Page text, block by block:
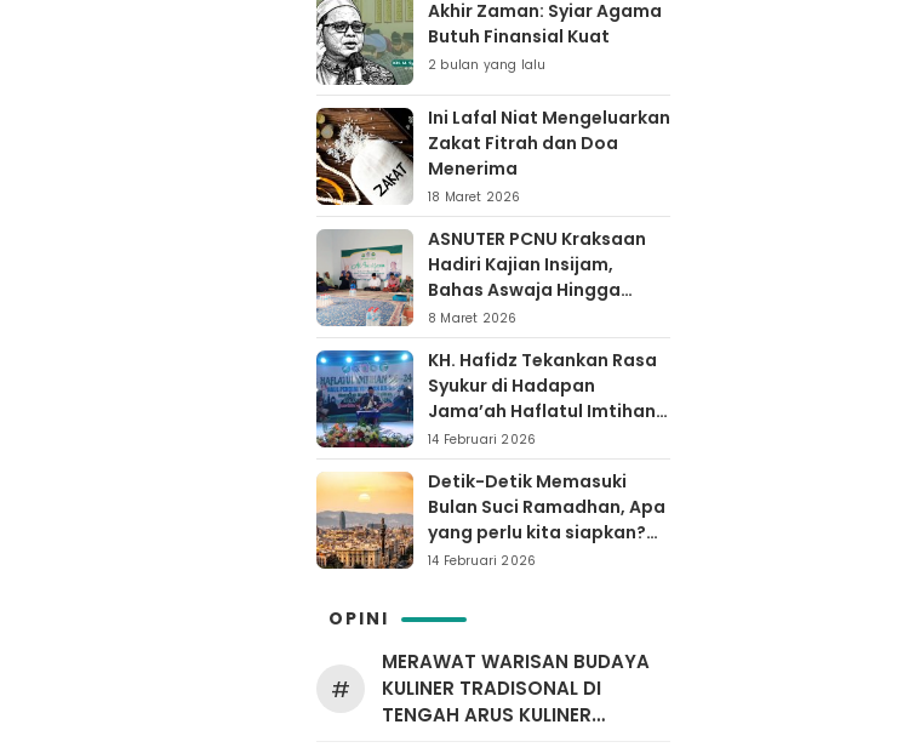
Akhir Zaman: Syiar Agama
Butuh Finansial Kuat
2 bulan yang lalu
Ini Lafal Niat Mengeluarkan
Zakat Fitrah dan Doa
Menerima
18 Maret 2026
ASNUTER PCNU Kraksaan
Hadiri Kajian Insijam,
Bahas Aswaja Hingga
Dinamika Timur Tengah
8 Maret 2026
KH. Hafidz Tekankan Rasa
Syukur di Hadapan
Jama’ah Haflatul Imtihan
Arrozaq Bucor
Probolinggo
14 Februari 2026
Detik-Detik Memasuki
Bulan Suci Ramadhan, Apa
yang perlu kita siapkan?
Yuk simak…
14 Februari 2026
OPINI
#
MERAWAT WARISAN BUDAYA
KULINER TRADISONAL DI
TENGAH ARUS KULINER